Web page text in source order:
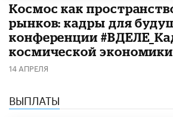
Космос как
рынков: кадры для
конференции
космической экономики
14 АПРЕЛЯ
ВЫПЛАТЫ